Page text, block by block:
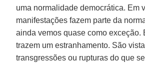
uma normalidade democrática. Em
manifestações fazem parte da
ainda vemos quase como exceção.
trazem um estranhamento. São
transgressões ou rupturas do que